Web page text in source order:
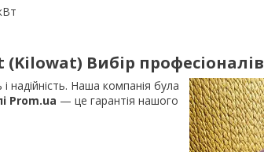
(Kilowat) Вибір професіоналів
надійність. Наша компанія була
Prom.ua — це гарантія нашого